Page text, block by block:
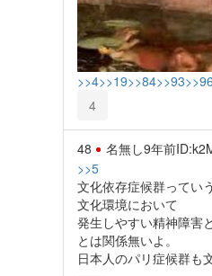
>>4>>19>>84>>93>>96
4
48 名無し9年前
>>5
文化依存症候群ってい
文化環境において
発生しやすい精神障害
とは関係無いよ。
日本人のパリ症候群も